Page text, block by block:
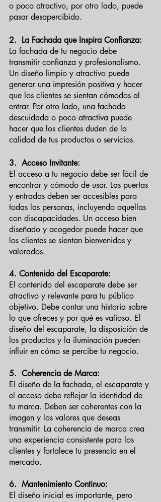
o poco atractivo, por otro lado, puede
pasar desapercibido.
2.  La Fachada que Inspira Confianza:
La fachada de tu negocio debe
transmitir confianza y profesionalismo.
Un diseño limpio y atractivo puede
generar una impresión positiva y hacer
que los clientes se sientan cómodos al
entrar. Por otro lado, una fachada
descuidada o poco atractiva puede
hacer que los clientes duden de la
calidad de tus productos o servicios.
3.  Acceso Invitante:
El acceso a tu negocio debe ser fácil de
encontrar y cómodo de usar. Las puertas
y entradas deben ser accesibles para
todas las personas, incluyendo aquellas
con discapacidades. Un acceso bien
diseñado y acogedor puede hacer que
los clientes se sientan bienvenidos y
valorados.
4. Contenido del Escaparate:
El contenido del escaparate debe ser
atractivo y relevante para tu público
objetivo. Debe contar una historia sobre
lo que ofreces y por qué es valioso. El
diseño del escaparate, la disposición de
los productos y la iluminación pueden
influir en cómo se percibe tu negocio.
5.  Coherencia de Marca:
El diseño de la fachada, el escaparate y
el acceso debe reflejar la identidad de
tu marca. Deben ser coherentes con la
imagen y los valores que deseas
transmitir. La coherencia de marca crea
una experiencia consistente para los
clientes y fortalece tu presencia en el
mercado.
6.  Mantenimiento Continuo:
El diseño inicial es importante, pero